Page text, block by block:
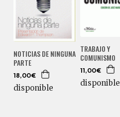
NOTICIAS DE NINGUNA
PARTE
18,00€
disponible
TRABAJO Y
COMUNISMO
11,00€
disponible